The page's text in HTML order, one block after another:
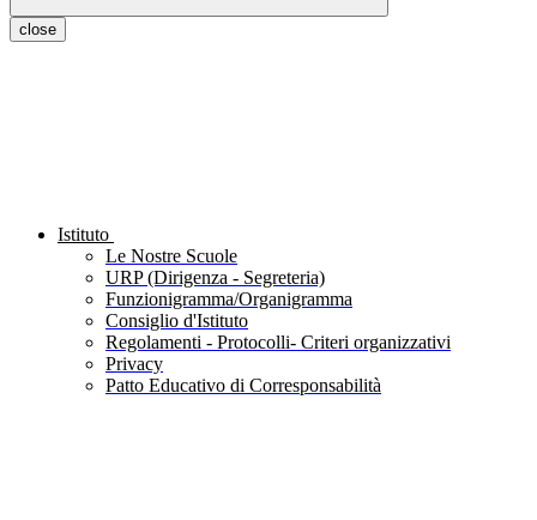
close
Istituto
Le Nostre Scuole
URP (Dirigenza - Segreteria)
Funzionigramma/Organigramma
Consiglio d'Istituto
Regolamenti - Protocolli- Criteri organizzativi
Privacy
Patto Educativo di Corresponsabilità